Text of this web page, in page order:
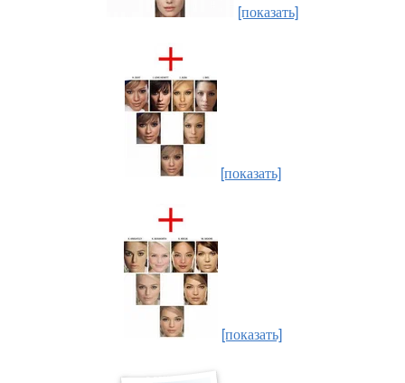
[показать]
[показать]
[показать]